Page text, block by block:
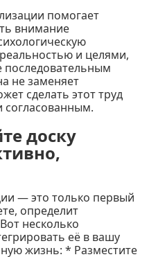
помогает
внимание
и целями,
последовательным
не заменяет
сделать этот труд
доску
— это только первый
определит
несколько
её в вашу
жизнь: * Разместите